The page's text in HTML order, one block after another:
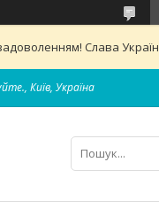
Слава
Київ, Україна